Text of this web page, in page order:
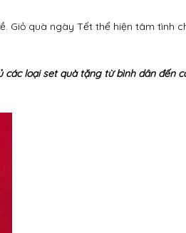
Giỏ quà ngày Tết thể hiện tâm tình
loại set quà tặng từ bình dân đến